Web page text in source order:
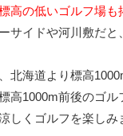
高の低いゴルフ場も
サイドや河川敷だ
北海道より標高
高1000m前後のゴル
しくゴルフを楽しみ